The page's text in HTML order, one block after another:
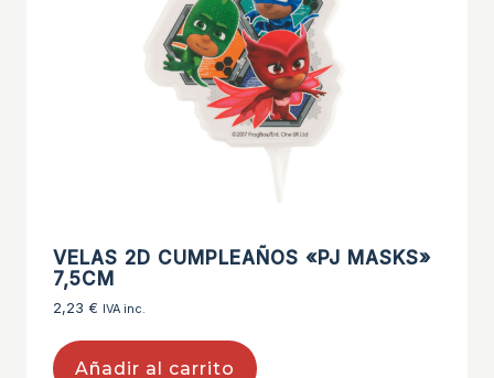
VELAS 2D CUMPLEAÑOS «PJ MASKS»
7,5CM
2,23 € IVA inc.
Añadir al carrito